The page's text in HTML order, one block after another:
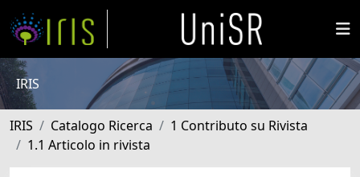
IRIS
IRIS Catalogo Ricerca
1 Contributo su Rivista
1.1 Articolo in rivista